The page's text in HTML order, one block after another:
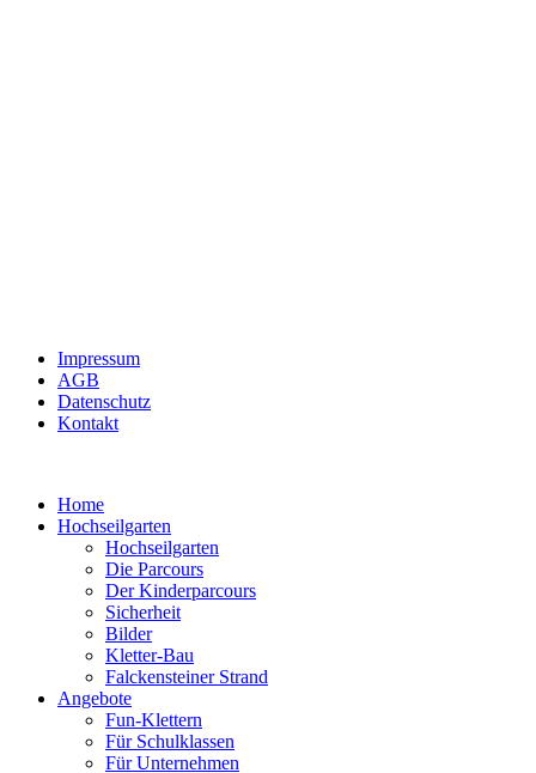
Impressum
AGB
Datenschutz
Kontakt
Home
Hochseilgarten
Hochseilgarten
Die Parcours
Der Kinderparcours
Sicherheit
Bilder
Kletter-Bau
Falckensteiner Strand
Angebote
Fun-Klettern
Für Schulklassen
Für Unternehmen